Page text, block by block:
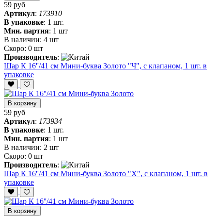
59 руб
Артикул: 173910
В упаковке: 1 шт.
Мин. партия: 1 шт
В наличии: 4 шт
Скоро: 0 шт
Производитель:
Шар К 16''/41 см Мини-буква Золото "Ч", с клапаном, 1 шт. в
упаковке
В корзину
59 руб
Артикул: 173934
В упаковке: 1 шт.
Мин. партия: 1 шт
В наличии: 2 шт
Скоро: 0 шт
Производитель:
Шар К 16''/41 см Мини-буква Золото "Х", с клапаном, 1 шт. в
упаковке
В корзину